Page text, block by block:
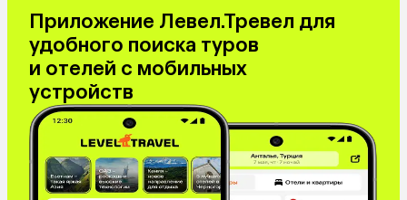
Приложение Левел.Тревел для
удобного поиска туров
и отелей с мобильных
устройств